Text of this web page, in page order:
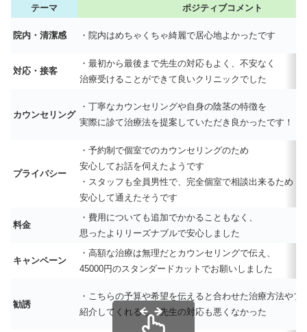
テーマ ポジティブコメント
院内・清潔感 ・院内はめちゃくちゃ綺麗で居心地よかったです
対応・接客
・最初から最後まで先生の対応もよく、不安なく
治療受けることができて良いクリニックでした
カウンセリング
・丁寧なカウンセリングや自身の陰茎の特徴を
実際に診て治療法を提案していただき良かったです！
プライバシー
・予約制で個室でのカウンセリングのため
安心してお話を伺えたようです
・スタッフも全員男性で、完全個室で相談出来るため
安心して通えたそうです
料金
・費用についても追加でかかることもなく、
思ったよりリーズナブルで安心しました
キャンペーン
・高額な治療は無理だとカウンセリングで伝え、
45000円のスタンダードカットでお願いしました
勧誘
・こちらの予算や希望を伝えると合わせた治療方法やプ
紹介してくれるし、先生の対応も悪くなかった